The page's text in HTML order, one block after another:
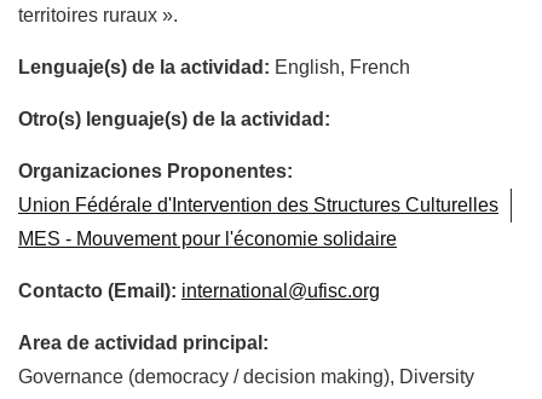
territoires ruraux ».
Lenguaje(s) de la actividad: English, French
Otro(s) lenguaje(s) de la actividad:
Organizaciones Proponentes:
Union Fédérale d'Intervention des Structures Culturelles
MES - Mouvement pour l'économie solidaire
Contacto (Email): international@ufisc.org
Area de actividad principal:
Governance (democracy / decision making), Diversity